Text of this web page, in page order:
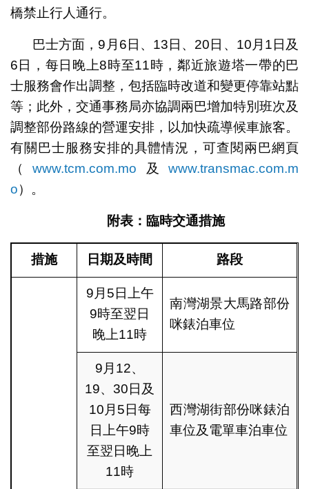
橋禁止行人通行。
巴士方面，9月6日、13日、20日、10月1日及
6日，每日晚上8時至11時，鄰近旅遊塔一帶的巴
士服務會作出調整，包括臨時改道和變更停靠站點
等；此外，交通事務局亦協調兩巴增加特別班次及
調整部份路線的營運安排，以加快疏導候車旅客。
有關巴士服務安排的具體情況，可查閱兩巴網頁
（www.tcm.com.mo 及www.transmac.com.m
o）。
附表：臨時交通措施
措施 日期及 時間 路段
9月5日上午
9時至翌日
晚上11時
南灣湖景大馬路部份
咪錶泊車位
9月12、
19、30日及
10月5日每
日上午9時
至翌日晚上
11時
西灣湖街部份咪錶泊
車位及電單車泊車位